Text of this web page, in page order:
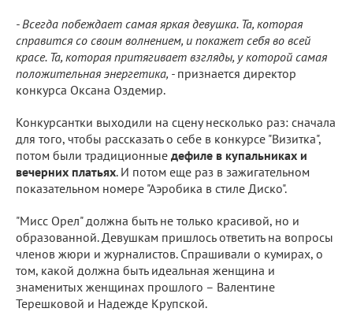
- Всегда побеждает самая яркая девушка. Та, которая
справится со своим волнением, и покажет себя во всей
красе. Та, которая притягивает взгляды, у которой самая
положительная энергетика, - признается директор
конкурса Оксана Оздемир.
Конкурсантки выходили на сцену несколько раз: сначала
для того, чтобы рассказать о себе в конкурсе "Визитка",
потом были традиционные дефиле в купальниках и
вечерних платьях. И потом еще раз в зажигательном
показательном номере "Аэробика в стиле Диско".
"Мисс Орел" должна быть не только красивой, но и
образованной. Девушкам пришлось ответить на вопросы
членов жюри и журналистов. Спрашивали о кумирах, о
том, какой должна быть идеальная женщина и
знаменитых женщинах прошлого – Валентине
Терешковой и Надежде Крупской.